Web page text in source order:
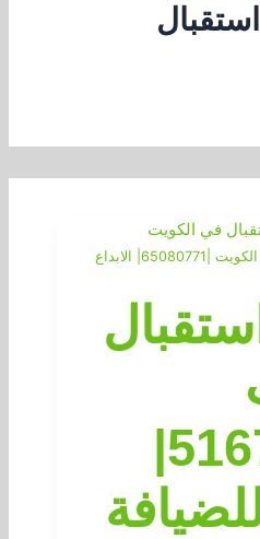
خدمة الضيافة العربية في الكويت |65080771| الابداع
|51678199|
للضيافة